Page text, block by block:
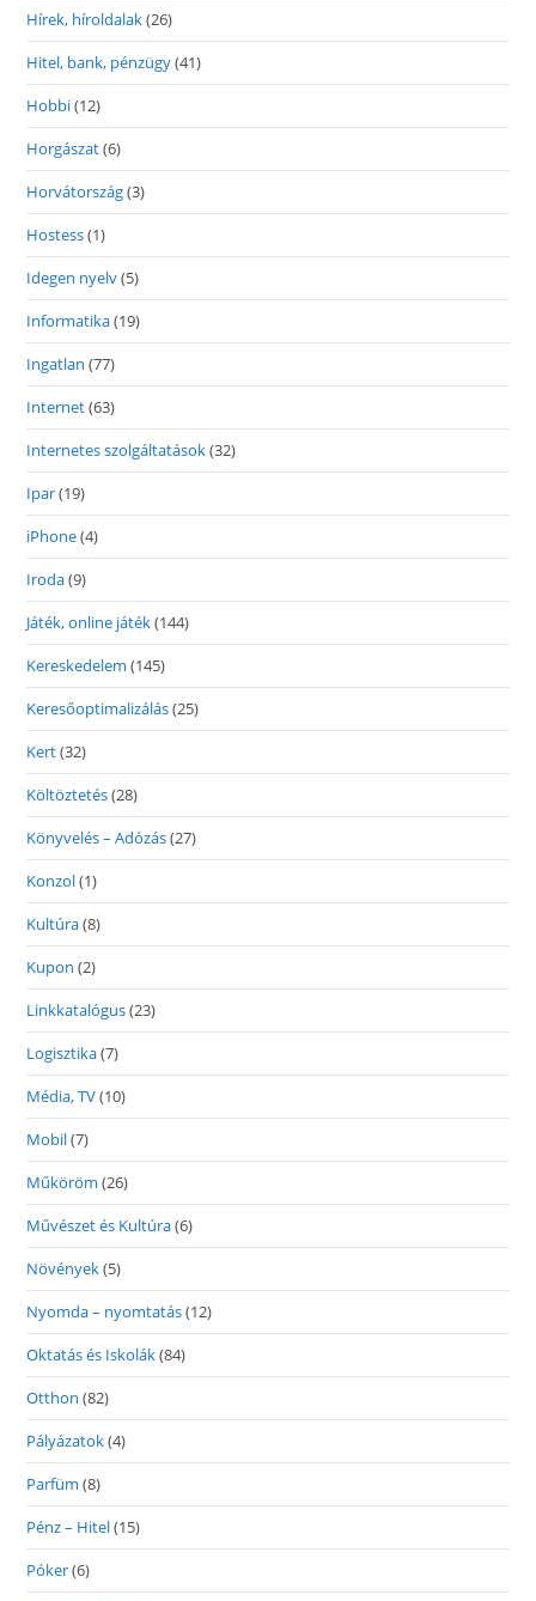
Hírek, híroldalak(26)
Hitel, bank, pénzügy(41)
Hobbi(12)
Horgászat(6)
Horvátország(3)
Hostess(1)
Idegen nyelv(5)
Informatika(19)
Ingatlan (77)
Internet(63)
Internetes szolgáltatások(32)
Ipar(19)
iPhone(4)
Iroda(9)
Játék, online játék(144)
Kereskedelem (145)
Keresőoptimalizálás(25)
Kert(32)
Költöztetés(28)
Könyvelés – Adózás(27)
Konzol(1)
Kultúra(8)
Kupon (2)
Linkkatalógus(23)
Logisztika(7)
Média, TV(10)
Mobil(7)
Műköröm (26)
Művészet és Kultúra(6)
Növények(5)
Nyomda – nyomtatás(12)
Oktatás és Iskolák(84)
Otthon (82)
Pályázatok(4)
Parfüm (8)
Pénz – Hitel(15)
Póker(6)